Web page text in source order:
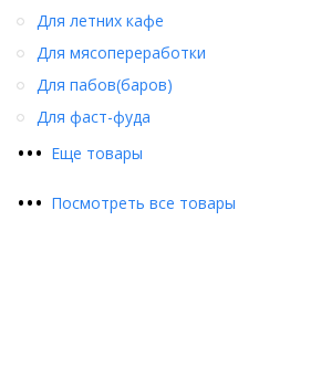
••• Еще товары
Для летних кафе
Для мясопереработки
Для пабов(баров)
Для фаст-фуда
••• Посмотреть все товары